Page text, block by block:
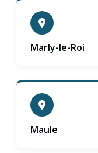
Marly-le-Roi
Maule